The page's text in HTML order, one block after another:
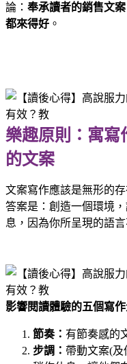
論： 奉承讀者的銷售文
都來得好 。
樂趣原則：寓寫
的文案
文案寫作應該是無形的
答案是：創造一個環境
息，因為你所呈現的語
影響閱讀體驗的五個寫作
節奏： 有節奏感的
步調： 帶動文案(